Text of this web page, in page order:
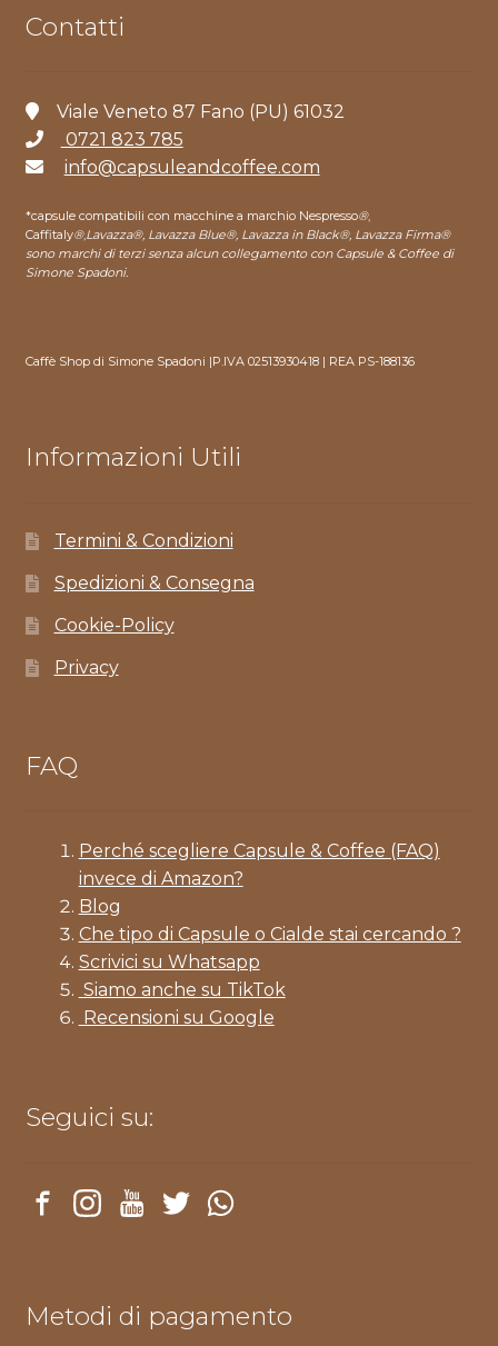
Contatti
Viale Veneto 87 Fano (PU) 61032
0721 823 785
info@capsuleandcoffee.com
*capsule compatibili con macchine a marchio Nespresso®,
Caffitaly®,Lavazza®, Lavazza Blue®, Lavazza in Black®, Lavazza Firma®
sono marchi di terzi senza alcun collegamento con Capsule & Coffee di
Simone Spadoni.
Caffè Shop di Simone Spadoni |P.IVA 02513930418 | REA PS-188136
Informazioni Utili
Termini & Condizioni
Spedizioni & Consegna
Cookie-Policy
Privacy
FAQ
Perché scegliere Capsule & Coffee (FAQ)
invece di Amazon?
Blog
Che tipo di Capsule o Cialde stai cercando ?
Scrivici su Whatsapp
Siamo anche su TikTok
Recensioni su Google
Seguici su:
Metodi di pagamento